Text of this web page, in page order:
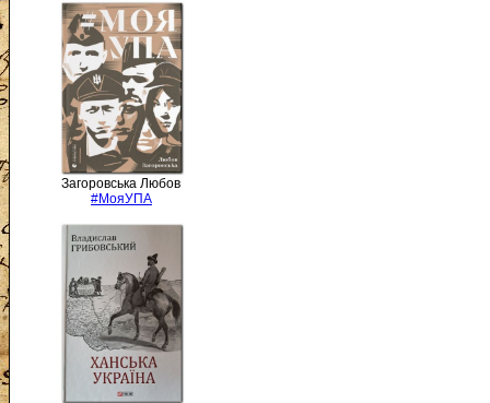
Загоровська Любов
#МояУПА